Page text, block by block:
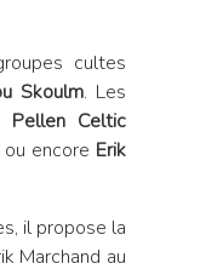
cultes
Skoulm. Les
Pellen Celtic
ou encore Erik
il propose la
Marchand au